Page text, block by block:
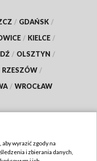
/ GDAŃSK /
/ KIELCE /
/ OLSZTYN /
RZESZÓW /
/ WROCŁAW
wyrazić zgody na
i zbierania danych,